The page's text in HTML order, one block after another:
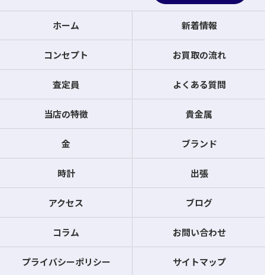
ホーム 新着情報
コンセプト お買取の流れ
査定員 よくある質問
当店の特徴 貴金属
金 ブランド
時計 出張
アクセス ブログ
コラム お問い合わせ
プライバシーポリシー サイトマップ